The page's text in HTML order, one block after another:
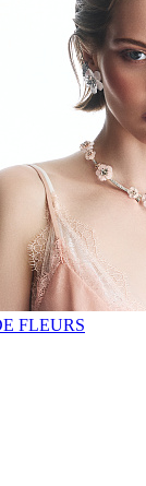
FLEURS